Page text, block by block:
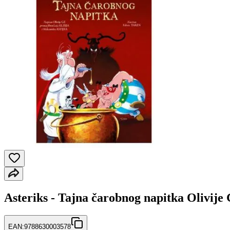
Asteriks - Tajna čarobnog napitka Olivije
EAN:9788630003578